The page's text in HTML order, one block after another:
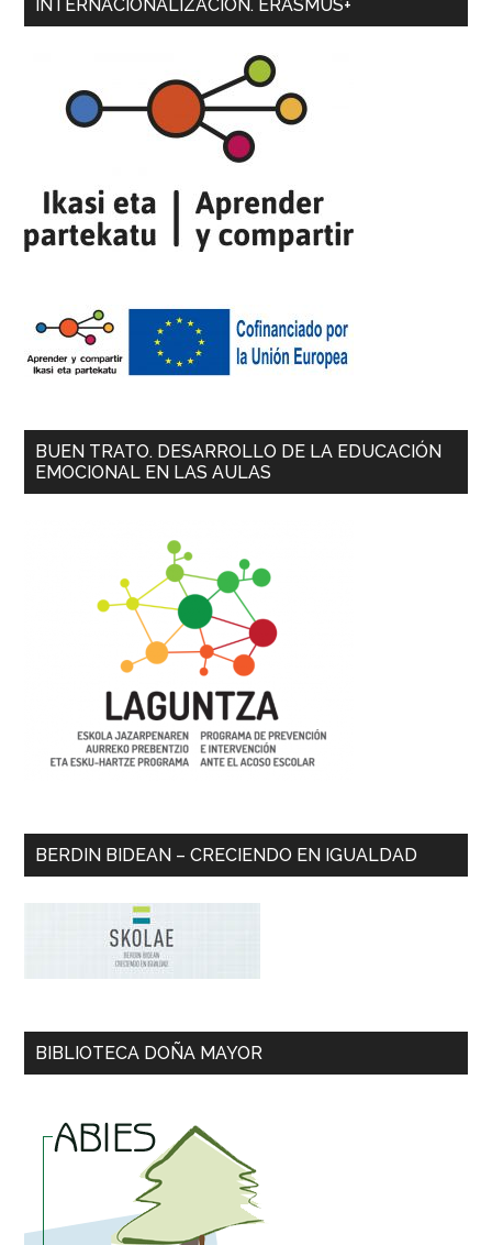
INTERNACIONALIZACIÓN. ERASMUS+
BUEN TRATO. DESARROLLO DE LA EDUCACIÓN
EMOCIONAL EN LAS AULAS
BERDIN BIDEAN – CRECIENDO EN IGUALDAD
BIBLIOTECA DOÑA MAYOR